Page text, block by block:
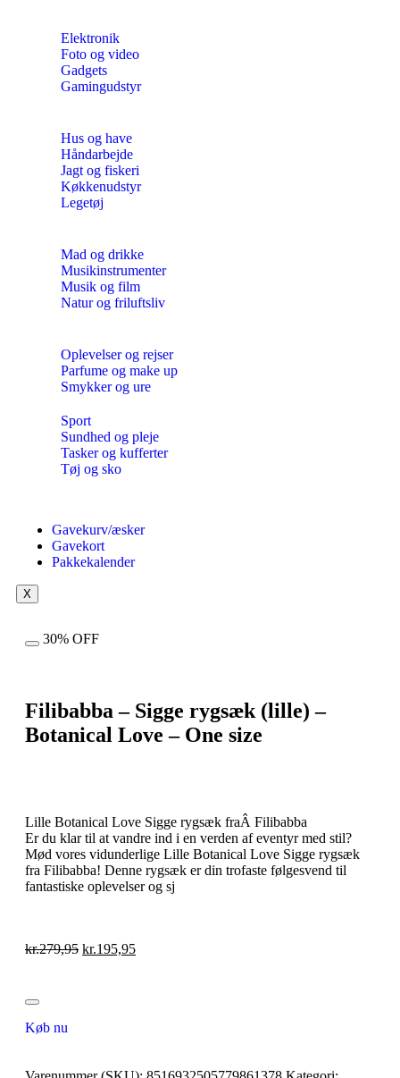
Elektronik
Foto og video
Gadgets
Gamingudstyr
Hus og have
Håndarbejde
Jagt og fiskeri
Køkkenudstyr
Legetøj
Mad og drikke
Musikinstrumenter
Musik og film
Natur og friluftsliv
Oplevelser og rejser
Parfume og make up
Smykker og ure
Sport
Sundhed og pleje
Tasker og kufferter
Tøj og sko
Gavekurv/æsker
Gavekort
Pakkekalender
X
30% OFF
Filibabba – Sigge rygsæk (lille) –
Botanical Love – One size
Lille Botanical Love Sigge rygsæk fraÂ Filibabba
Er du klar til at vandre ind i en verden af eventyr med stil?
Mød vores vidunderlige Lille Botanical Love Sigge rygsæk
fra Filibabba! Denne rygsæk er din trofaste følgesvend til
fantastiske oplevelser og sj
kr.279,95 kr.195,95
Køb nu